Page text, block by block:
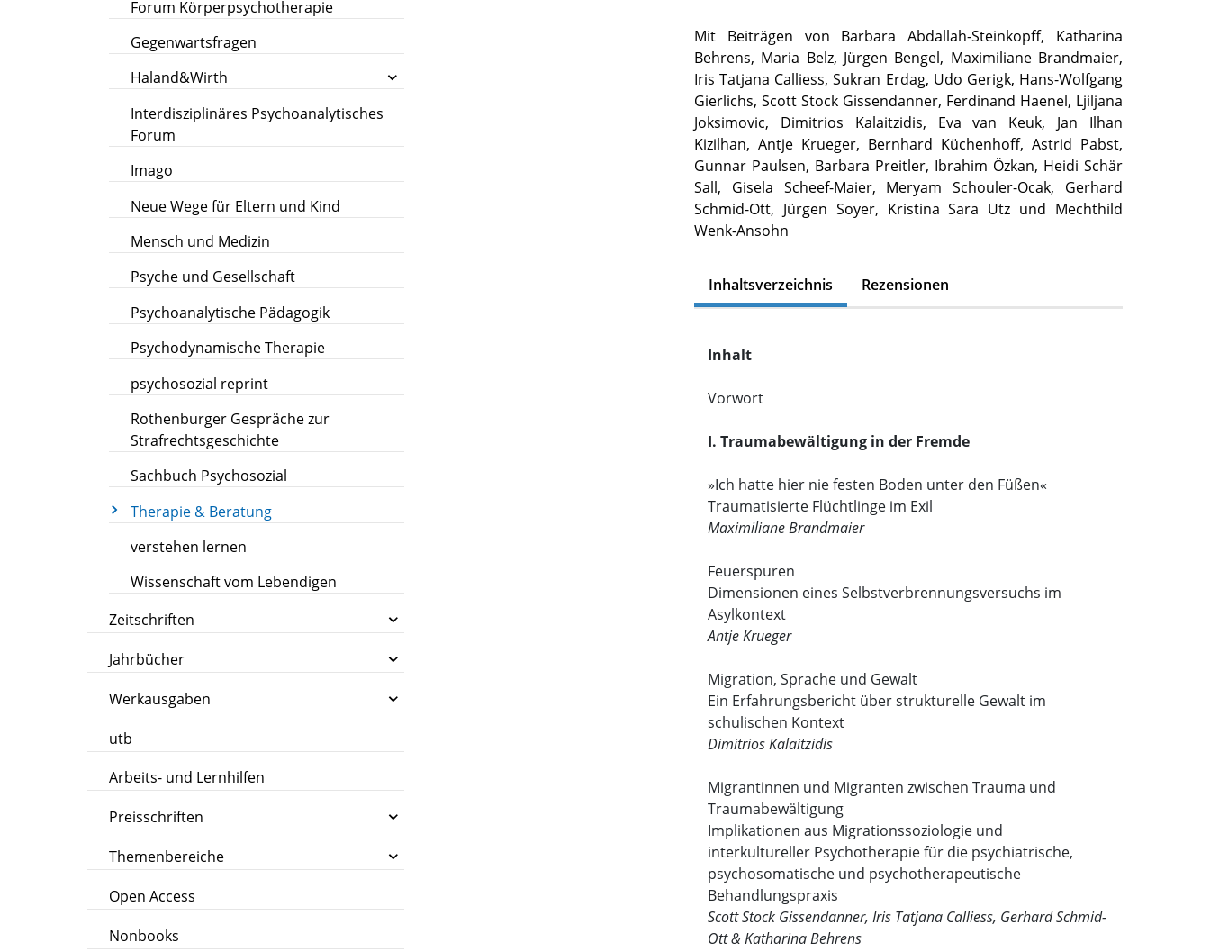
Forum Körperpsychotherapie
Gegenwartsfragen
Haland&Wirth
Interdisziplinäres Psychoanalytisches
Forum
Imago
Neue Wege für Eltern und Kind
Mensch und Medizin
Psyche und Gesellschaft
Psychoanalytische Pädagogik
Psychodynamische Therapie
psychosozial reprint
Rothenburger Gespräche zur
Strafrechtsgeschichte
Sachbuch Psychosozial
Therapie & Beratung
verstehen lernen
Wissenschaft vom Lebendigen
Zeitschriften
Jahrbücher
Werkausgaben
utb
Arbeits- und Lernhilfen
Preisschriften
Themenbereiche
Open Access
Nonbooks
Mit Beiträgen von Barbara Abdallah-Steinkopff, Katharina
Behrens, Maria Belz, Jürgen Bengel, Maximiliane Brandmaier,
Iris Tatjana Calliess, Sukran Erdag, Udo Gerigk, Hans-Wolfgang
Gierlichs, Scott Stock Gissendanner, Ferdinand Haenel, Ljiljana
Joksimovic, Dimitrios Kalaitzidis, Eva van Keuk, Jan Ilhan
Kizilhan, Antje Krueger, Bernhard Küchenhoff, Astrid Pabst,
Gunnar Paulsen, Barbara Preitler, Ibrahim Özkan, Heidi Schär
Sall, Gisela Scheef-Maier, Meryam Schouler-Ocak, Gerhard
Schmid-Ott, Jürgen Soyer, Kristina Sara Utz und Mechthild
Wenk-Ansohn
Inhaltsverzeichnis Rezensionen
Inhalt
Vorwort
I. Traumabewältigung in der Fremde
»Ich hatte hier nie festen Boden unter den Füßen«
Traumatisierte Flüchtlinge im Exil
Maximiliane Brandmaier
Feuerspuren
Dimensionen eines Selbstverbrennungsversuchs im
Asylkontext
Antje Krueger
Migration, Sprache und Gewalt
Ein Erfahrungsbericht über strukturelle Gewalt im
schulischen Kontext
Dimitrios Kalaitzidis
Migrantinnen und Migranten zwischen Trauma und
Traumabewältigung
Implikationen aus Migrationssoziologie und
interkultureller Psychotherapie für die psychiatrische,
psychosomatische und psychotherapeutische
Behandlungspraxis
Scott Stock Gissendanner, Iris Tatjana Calliess, Gerhard Schmid-
Ott & Katharina Behrens